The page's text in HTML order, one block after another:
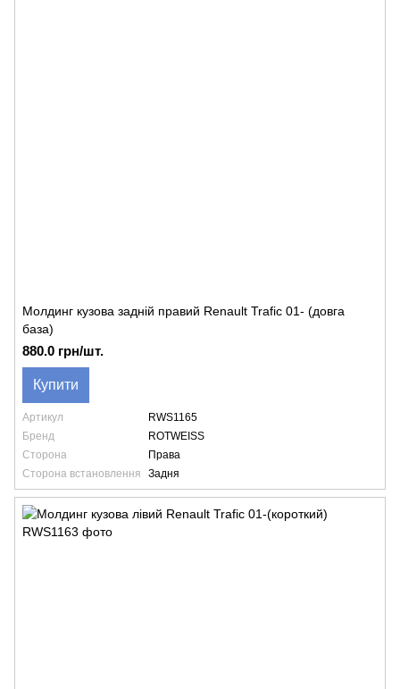
Молдинг кузова задній правий Renault Trafic 01- (довга
база)
880.0 грн/шт.
Купити
Артикул
RWS1165
Бренд
ROTWEISS
Сторона
Права
Сторона встановлення
Задня